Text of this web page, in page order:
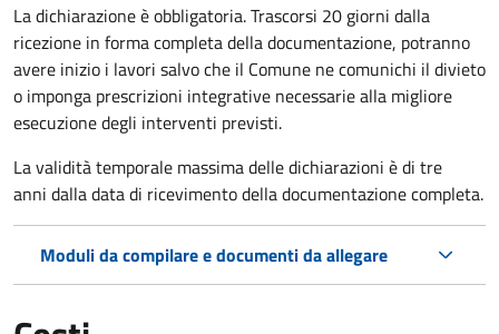
La dichiarazione è obbligatoria. Trascorsi 20 giorni dalla
ricezione in forma completa della documentazione, potranno
avere inizio i lavori salvo che il Comune ne comunichi il divieto
o imponga prescrizioni integrative necessarie alla migliore
esecuzione degli interventi previsti.
La validità temporale massima delle dichiarazioni è di tre
anni dalla data di ricevimento della documentazione completa.
Moduli da compilare e documenti da allegare